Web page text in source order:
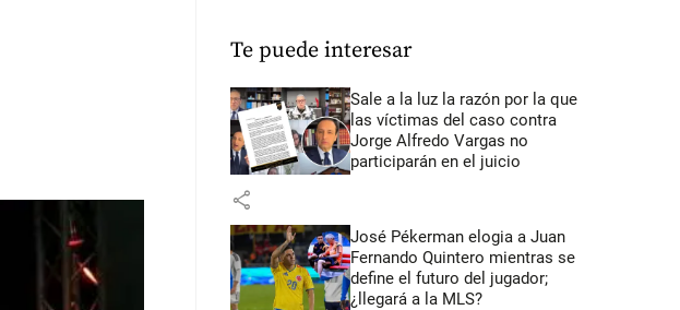
Te puede interesar
Sale a la luz la razón por la que
las víctimas del caso contra
Jorge Alfredo Vargas no
participarán en el juicio
share
José Pékerman elogia a Juan
Fernando Quintero mientras se
define el futuro del jugador;
¿llegará a la MLS?